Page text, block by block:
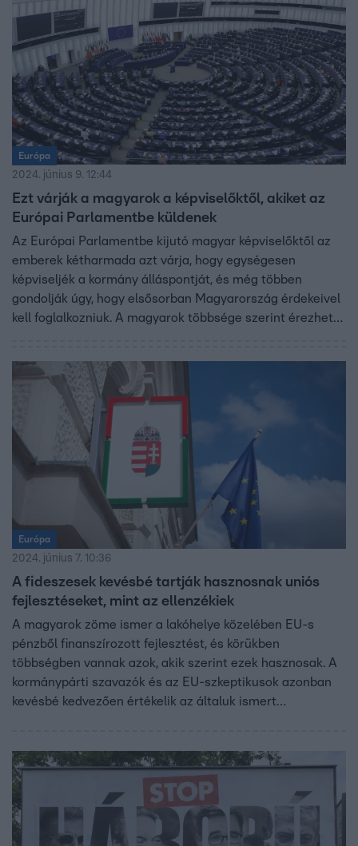
szakértője és Kiss István, a Danube Institute ügyvezető
igazgatója válaszoltak.
Európa
2024. június 9. 12:44
Ezt várják a magyarok a képviselőktől, akiket az
Európai Parlamentbe küldenek
Az Európai Parlamentbe kijutó magyar képviselőktől az
emberek kétharmada azt várja, hogy egységesen
képviseljék a kormány álláspontját, és még többen
gondolják úgy, hogy elsősorban Magyarország érdekeivel
kell foglalkozniuk. A magyarok többsége szerint érezhető
százaléka gondolja, hogy Magyarország nagy mértékben
tudná befolyásolni az EU jövőjét, döntéseit – derül ki a
Závecz Research RTL számára készített felméréséből.
Európa
2024. június 7. 10:36
A fideszesek kevésbé tartják hasznosnak uniós
fejlesztéseket, mint az ellenzékiek
A magyarok zöme ismer a lakóhelye közelében EU-s
pénzből finanszírozott fejlesztést, és körükben
többségben vannak azok, akik szerint ezek hasznosak. A
kormánypárti szavazók és az EU-szkeptikusok azonban
kevésbé kedvezően értékelik az általuk ismert